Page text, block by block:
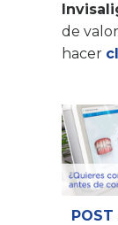
de
hacer
POST